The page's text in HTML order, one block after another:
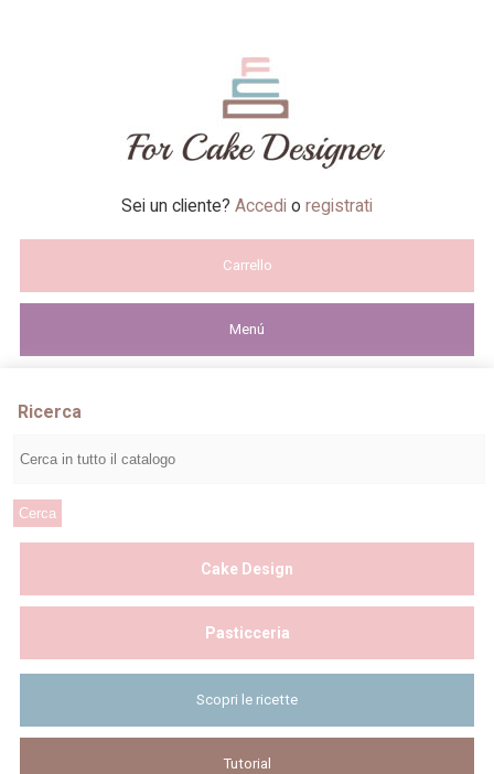
Sei un cliente? Accedi o registrati
Carrello
Menú
Ricerca
Cake Design
Pasticceria
Scopri le ricette
Tutorial